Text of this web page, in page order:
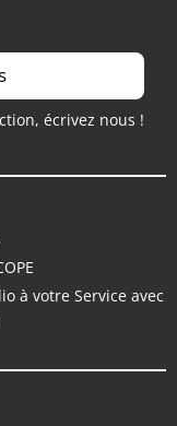
écrivez nous !
à votre Service avec